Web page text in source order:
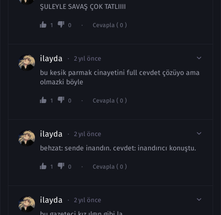
ŞULEYLE SAVAŞ ÇOK TATLIIII
1 0 Cevapla ( 0 )
ilayda 2 yıl önce
bu kesik parmak cinayetini full cevdet çözüyo ama
olmazki böyle
1 0 Cevapla ( 0 )
ilayda 2 yıl önce
behzat: sende inandın. cevdet: inandırıcı konuştu.
1 0 Cevapla ( 0 )
ilayda 2 yıl önce